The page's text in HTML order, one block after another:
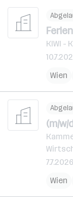
KIWI -
Wien
(m/
7.7.2026
Wien